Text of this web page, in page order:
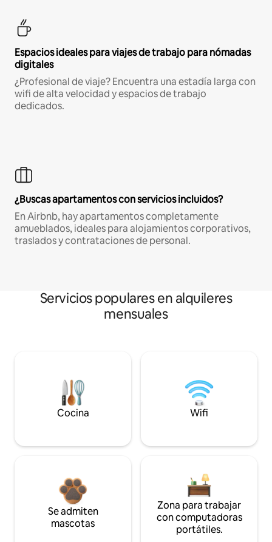
Espacios ideales para viajes de trabajo para nómadas
digitales
¿Profesional de viaje? Encuentra una estadía larga con
wifi de alta velocidad y espacios de trabajo
dedicados.
¿Buscas apartamentos con servicios incluidos?
En Airbnb, hay apartamentos completamente
amueblados, ideales para alojamientos corporativos,
traslados y contrataciones de personal.
Servicios populares en alquileres
mensuales
Cocina Wifi
Se admiten
mascotas
Zona para trabajar
con computadoras
portátiles.